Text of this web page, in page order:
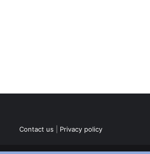
Contact us Privacy policy